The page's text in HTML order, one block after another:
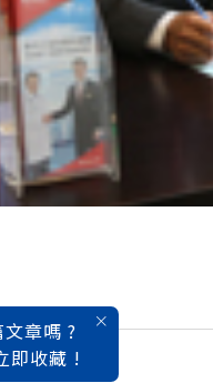
章嗎 ?
即收藏 !
員50